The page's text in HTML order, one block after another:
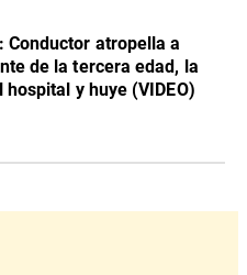
Conductor atropella a
de la tercera edad, la
hospital y huye (VIDEO)